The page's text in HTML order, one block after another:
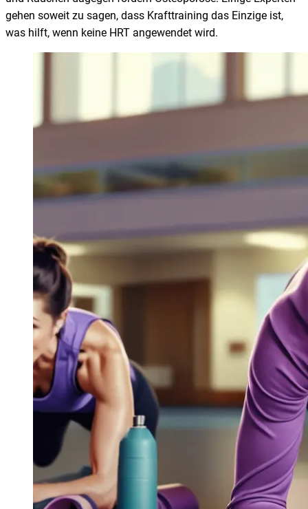
gehen soweit zu sagen, dass Krafttraining das Einzige ist,
was hilft, wenn keine HRT angewendet wird.